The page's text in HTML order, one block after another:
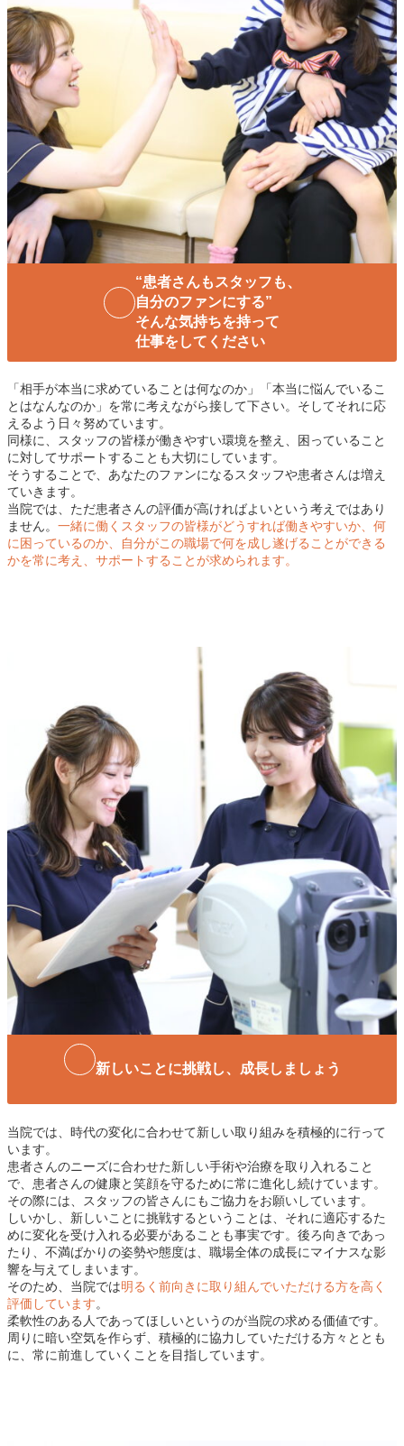
“患者さんもスタッフも、
自分のファンにする”
そんな気持ちを持って
仕事をしてください
「相手が本当に求めていることは何なのか」「本当に悩んでいるこ
とはなんなのか」を常に考えながら接して下さい。そしてそれに応
えるよう日々努めています。
同様に、スタッフの皆様が働きやすい環境を整え、困っていること
に対してサポートすることも大切にしています。
そうすることで、あなたのファンになるスタッフや患者さんは増え
ていきます。
当院では、ただ患者さんの評価が高ければよいという考えではあり
ません。 一緒に働くスタッフの皆様がどうすれば働きやすいか、何
に困っているのか、自分がこの職場で何を成し遂げることができる
かを常に考え、サポートすることが求められます。
新しいことに挑戦し、成長しましょう
当院では、時代の変化に合わせて新しい取り組みを積極的に行って
います。
患者さんのニーズに合わせた新しい手術や治療を取り入れること
で、患者さんの健康と笑顔を守るために常に進化し続けています。
その際には、スタッフの皆さんにもご協力をお願いしています。
しいかし、新しいことに挑戦するということは、それに適応するた
めに変化を受け入れる必要があることも事実です。後ろ向きであっ
たり、不満ばかりの姿勢や態度は、職場全体の成長にマイナスな影
響を与えてしまいます。
そのため、当院では明るく前向きに取り組んでいただける方を高く
評価しています。
柔軟性のある人であってほしいというのが当院の求める価値です。
周りに暗い空気を作らず、積極的に協力していただける方々ととも
に、常に前進していくことを目指しています。